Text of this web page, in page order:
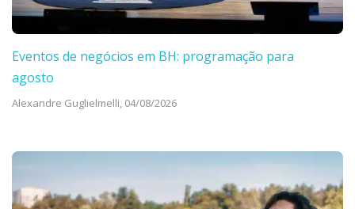
Eventos de negócios em BH: programação para
agosto
Alexandre Guglielmelli, 04/08/2026